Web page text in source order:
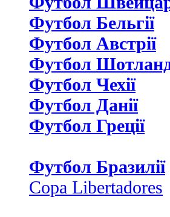
Футбол Бельгії
Футбол Австрії
Футбол
Футбол Чехії
Футбол Данії
Футбол Греції
Футбол Бразилії
Copa Libertadores